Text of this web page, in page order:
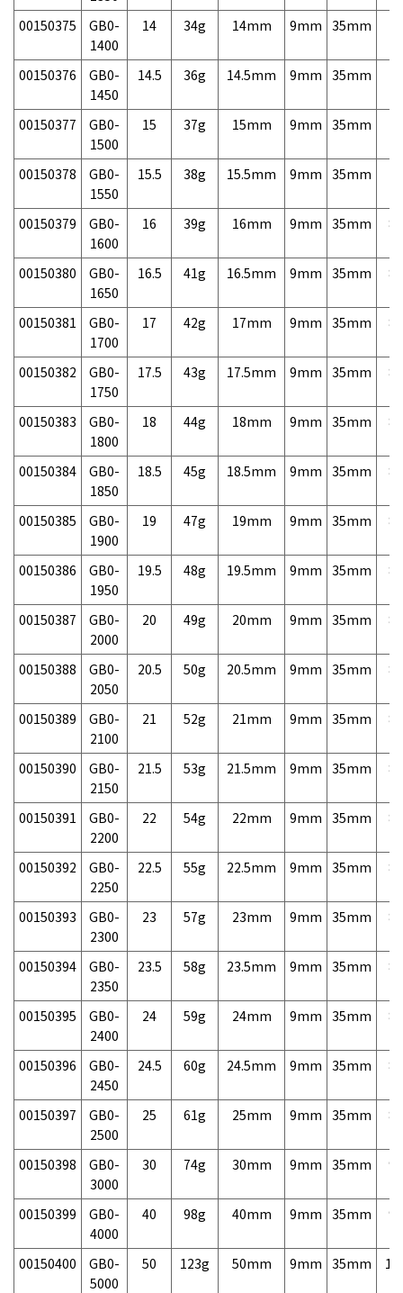
00150375
GB0-
1400
14 34g 14mm 9mm 35mm
00150376
GB0-
1450
14.5 36g 14.5mm 9mm 35mm
00150377
GB0-
1500
15 37g 15mm 9mm 35mm
00150378
GB0-
1550
15.5 38g 15.5mm 9mm 35mm
00150379
GB0-
1600
16 39g 16mm 9mm 35mm
00150380
GB0-
1650
16.5 41g 16.5mm 9mm 35mm
00150381
GB0-
1700
17 42g 17mm 9mm 35mm
00150382
GB0-
1750
17.5 43g 17.5mm 9mm 35mm
00150383
GB0-
1800
18 44g 18mm 9mm 35mm
00150384
GB0-
1850
18.5 45g 18.5mm 9mm 35mm
00150385
GB0-
1900
19 47g 19mm 9mm 35mm
00150386
GB0-
1950
19.5 48g 19.5mm 9mm 35mm
00150387
GB0-
2000
20 49g 20mm 9mm 35mm
00150388
GB0-
2050
20.5 50g 20.5mm 9mm 35mm
00150389
GB0-
2100
21 52g 21mm 9mm 35mm
00150390
GB0-
2150
21.5 53g 21.5mm 9mm 35mm
00150391
GB0-
2200
22 54g 22mm 9mm 35mm
00150392
GB0-
2250
22.5 55g 22.5mm 9mm 35mm
00150393
GB0-
2300
23 57g 23mm 9mm 35mm
00150394
GB0-
2350
23.5 58g 23.5mm 9mm 35mm
00150395
GB0-
2400
24 59g 24mm 9mm 35mm
00150396
GB0-
2450
24.5 60g 24.5mm 9mm 35mm
00150397
GB0-
2500
25 61g 25mm 9mm 35mm
00150398
GB0-
3000
30 74g 30mm 9mm 35mm
00150399
GB0-
4000
40 98g 40mm 9mm 35mm
00150400
GB0-
5000
50 123g 50mm 9mm 35mm